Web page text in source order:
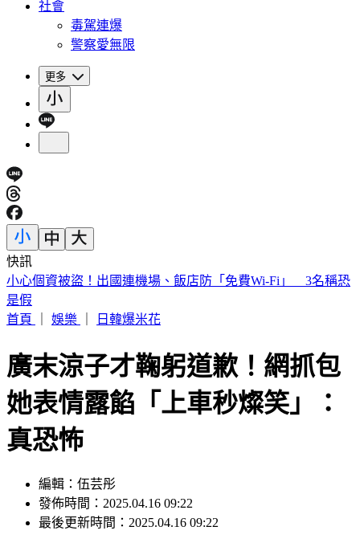
社會
毒駕連爆
警察愛無限
更多
快訊
數十噸貨櫃連環倒塌！白海豚颱風強襲基隆港 驚險畫面曝
首頁
廣末涼子才鞠躬道歉！網抓包
她表情露餡「上車秒燦笑」：
真恐怖
發佈時間：2025.04.16 09:22
最後更新時間：2025.04.16 09:22